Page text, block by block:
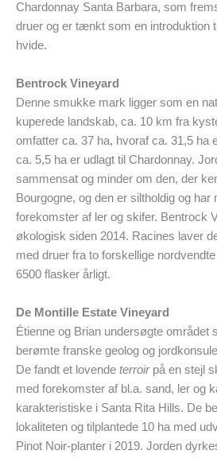
Chardonnay Santa Barbara, som
druer og er tænkt som en introduktion
hvide.
Bentrock Vineyard
Denne smukke mark ligger som en
kuperede landskab, ca. 10 km fra
omfatter ca. 37 ha, hvoraf ca. 31,5 ha
ca. 5,5 ha er udlagt til Chardonnay.
sammensat og minder om den, der
Bourgogne, og den er siltholdig og
forekomster af ler og skifer. Bentrock
økologisk siden 2014. Racines laver
med druer fra to forskellige
6500 flasker årligt.
De Montille Estate Vineyard
Étienne og Brian undersøgte området
berømte franske geolog og
De fandt et lovende terroirpå en stejl
med forekomster af bl.a. sand, ler og
karakteristiske i Santa Rita Hills. De
lokaliteten og tilplantede 10 ha med
Pinot Noir-planter i 2019. Jorden